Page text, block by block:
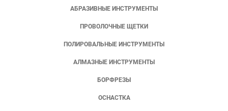
АБРАЗИВНЫЕ ИНСТРУМЕНТЫ
ПРОВОЛОЧНЫЕ ЩЕТКИ
ПОЛИРОВАЛЬНЫЕ ИНСТРУМЕНТЫ
АЛМАЗНЫЕ ИНСТРУМЕНТЫ
БОРФРЕЗЫ
ОСНАСТКА